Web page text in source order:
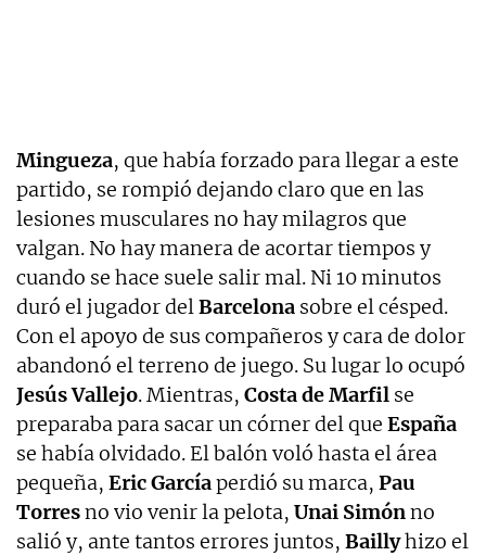
Mingueza, que había forzado para llegar a este
partido, se rompió dejando claro que en las
lesiones musculares no hay milagros que
valgan. No hay manera de acortar tiempos y
cuando se hace suele salir mal. Ni 10 minutos
duró el jugador delBarcelona sobre el césped.
Con el apoyo de sus compañeros y cara de dolor
abandonó el terreno de juego. Su lugar lo ocupó
Jesús Vallejo. Mientras, Costa de Marfil se
preparaba para sacar un córner del que España
se había olvidado. El balón voló hasta el área
pequeña, Eric Garcíaperdió su marca, Pau
Torresno vio venir la pelota, Unai Simónno
salió y, ante tantos errores juntos, Baillyhizo el